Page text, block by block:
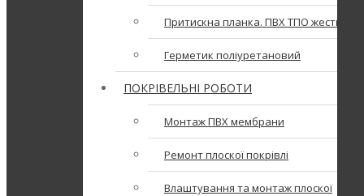
Притискна планка. ПВХ ТПО жесть
Герметик поліуретановий
ПОКРІВЕЛЬНІ РОБОТИ
Монтаж ПВХ мембрани
Ремонт плоскої покрівлі
Влаштування та монтаж плоскої